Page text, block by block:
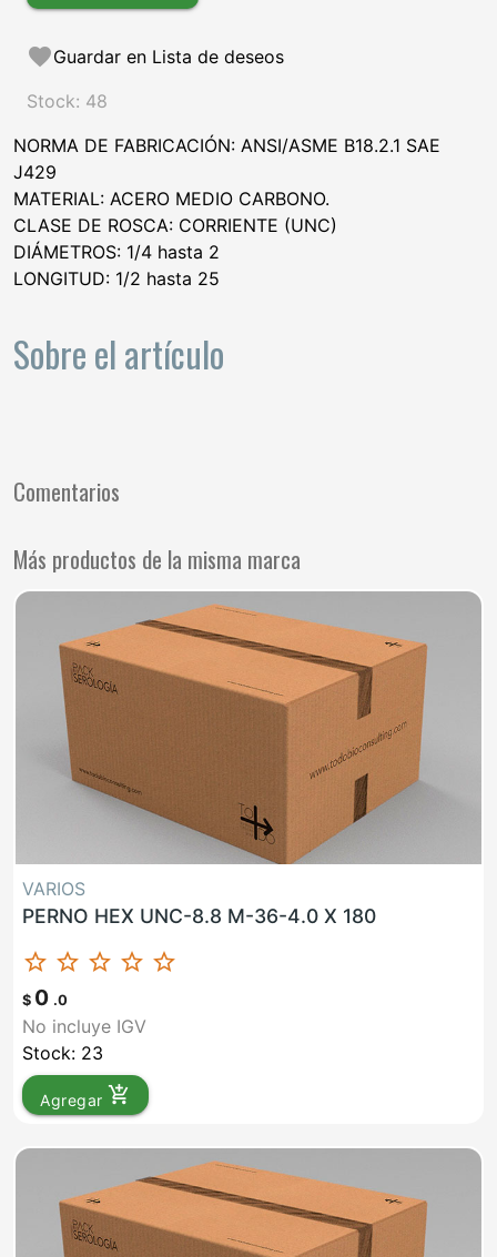
favoriteGuardar en Lista de deseos
Stock: 48
NORMA DE FABRICACIÓN: ANSI/ASME B18.2.1 SAE
J429
MATERIAL: ACERO MEDIO CARBONO.
CLASE DE ROSCA: CORRIENTE (UNC)
DIÁMETROS: 1/4 hasta 2
LONGITUD: 1/2 hasta 25
Sobre el artículo
Comentarios
Más productos de la misma marca
VARIOS
PERNO HEX UNC-8.8 M-36-4.0 X 180
star_border star_border star_border star_border star_border
$ 0 .0
No incluye IGV
Stock: 23
Agregar add_shopping_cart